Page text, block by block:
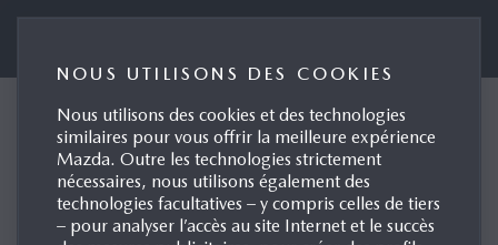
FORMULAIRE DE
CONTACT POUR LES
DEMANDES DE
NOUS UTILISONS DES COOKIES
Nous utilisons des cookies et des technologies
similaires pour vous offrir la meilleure expérience
Mazda. Outre les technologies strictement
nécessaires, nous utilisons également des
technologies facultatives – y compris celles de tiers
– pour analyser l’accès au site Internet et le succès